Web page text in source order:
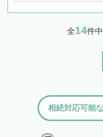
全14件中
相続対応可能